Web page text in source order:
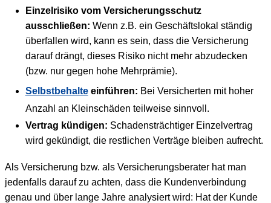
Einzelrisiko vom Versicherungsschutz
ausschließen: Wenn z.B. ein Geschäftslokal ständig
überfallen wird, kann es sein, dass die Versicherung
darauf drängt, dieses Risiko nicht mehr abzudecken
(bzw. nur gegen hohe Mehrprämie).
Selbstbehalteeinführen: Bei Versicherten mit hoher
Anzahl an Kleinschäden teilweise sinnvoll.
Vertrag kündigen: Schadensträchtiger Einzelvertrag
wird gekündigt, die restlichen Verträge bleiben aufrecht.
Als Versicherung bzw. als Versicherungsberater hat man
jedenfalls darauf zu achten, dass die Kundenverbindung
genau und über lange Jahre analysiert wird: Hat der Kunde